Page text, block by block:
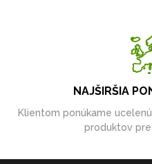
NAJŠIRŠIA
Klientom ponúkame
produktov pre